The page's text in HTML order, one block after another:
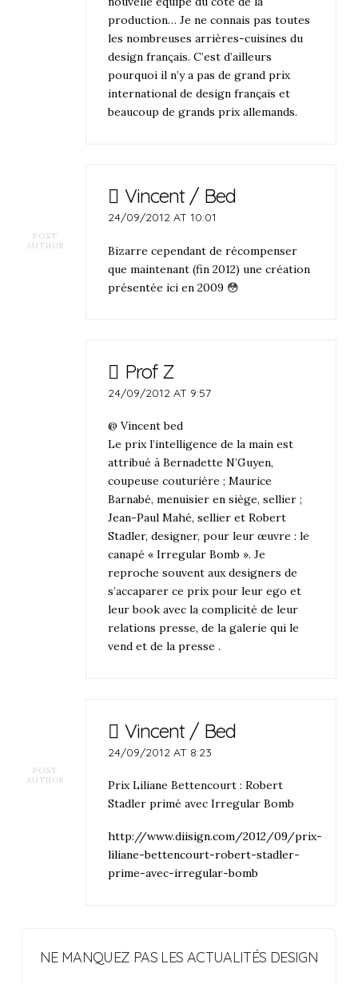
production… Je ne connais pas toutes
les nombreuses arrières-cuisines du
design français. C’est d’ailleurs
pourquoi il n’y a pas de grand prix
international de design français et
beaucoup de grands prix allemands.
POST
AUTHOR
Vincent / Bed
24/09/2012 AT 10:01
Bizarre cependant de récompenser
que maintenant (fin 2012) une création
présentée ici en 2009 😳
Prof Z
24/09/2012 AT 9:57
@ Vincent bed
Le prix l’intelligence de la main est
attribué à Bernadette N’Guyen,
coupeuse couturière ; Maurice
Barnabé, menuisier en siège, sellier ;
Jean-Paul Mahé, sellier et Robert
Stadler, designer, pour leur œuvre : le
canapé « Irregular Bomb ». Je
reproche souvent aux designers de
s’accaparer ce prix pour leur ego et
leur book avec la complicité de leur
relations presse, de la galerie qui le
vend et de la presse .
POST
AUTHOR
Vincent / Bed
24/09/2012 AT 8:23
Prix Liliane Bettencourt : Robert
Stadler primé avec Irregular Bomb
http://www.diisign.com/2012/09/prix-
liliane-bettencourt-robert-stadler-
prime-avec-irregular-bomb
NE MANQUEZ PAS LES ACTUALITÉS DESIGN